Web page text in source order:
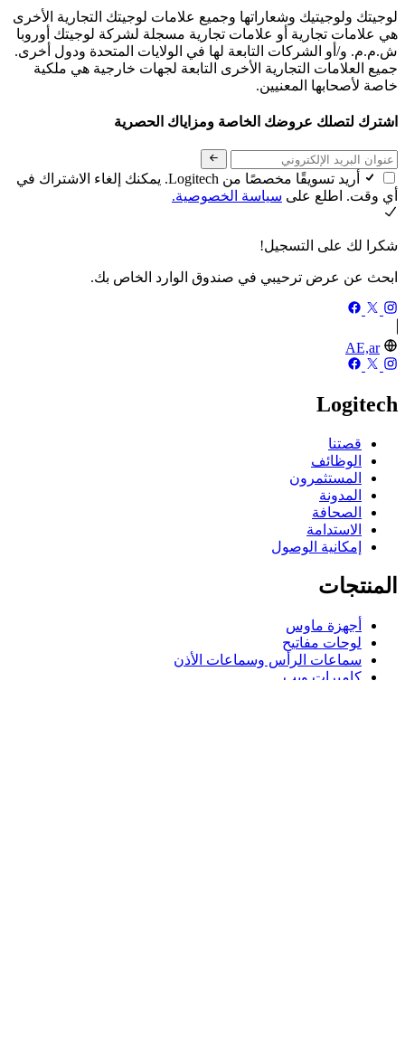
لوجيتك ولوجيتيك وشعاراتها وجميع علامات لوجيتك التجارية الأخرى
هي علامات تجارية أو علامات تجارية مسجلة لشركة لوجيتك أوروبا
ش.م.م. و/أو الشركات التابعة لها في الولايات المتحدة ودول أخرى.
جميع العلامات التجارية الأخرى التابعة لجهات خارجية هي ملكية
خاصة لأصحابها المعنيين.
اشترك لتصلك عروضك الخاصة ومزاياك الحصرية
أريد تسويقًا مخصصًا من Logitech. يمكنك إلغاء الاشتراك في
أي وقت. اطلع على سياسة الخصوصية.
شكرا لك على التسجيل!
ابحث عن عرض ترحيبي في صندوق الوارد الخاص بك.
AE,ar
Logitech
قصتنا
الوظائف
المستثمرون
المدونة
الصحافة
الاستدامة
إمكانية الوصول
المنتجات
أجهزة ماوس
لوحات مفاتيح
سماعات الرأس وسماعات الأذن
كاميرات ويب